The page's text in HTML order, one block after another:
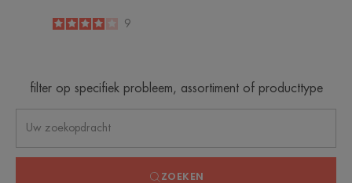
4
/
5
9
filter op specifiek probleem, assortiment of producttype
ZOEKEN